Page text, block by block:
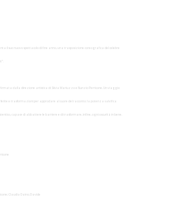
il suo nuovo spettacolo di fine anno, una trasposizione coreografica del celebre
firmata dalla direzione artistica di Silvia Mariuzzo e Nunzio Perricone. Un viaggio
e trasformazioni per approdare al cuore del racconto: la potenza salvifica
capace di abbattere le barriere e di trasformare, infine, ogni oscurità in bene.
Claudia Daino; Davide